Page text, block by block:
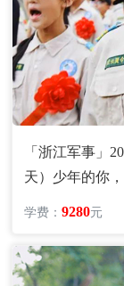
「浙江军事」
天）少年的你
学费：9280元